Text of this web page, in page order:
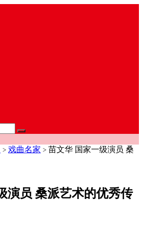
> 戏曲名家 > 苗文华 国家一级演员 桑
演员 桑派艺术的优秀传